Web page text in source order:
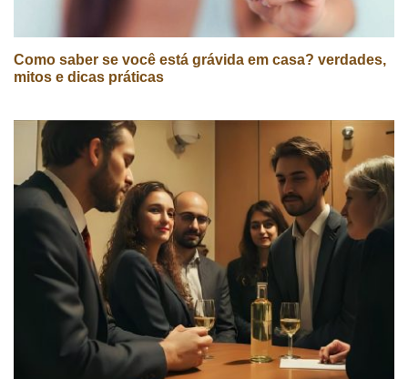
Como saber se você está grávida em casa? verdades,
mitos e dicas práticas